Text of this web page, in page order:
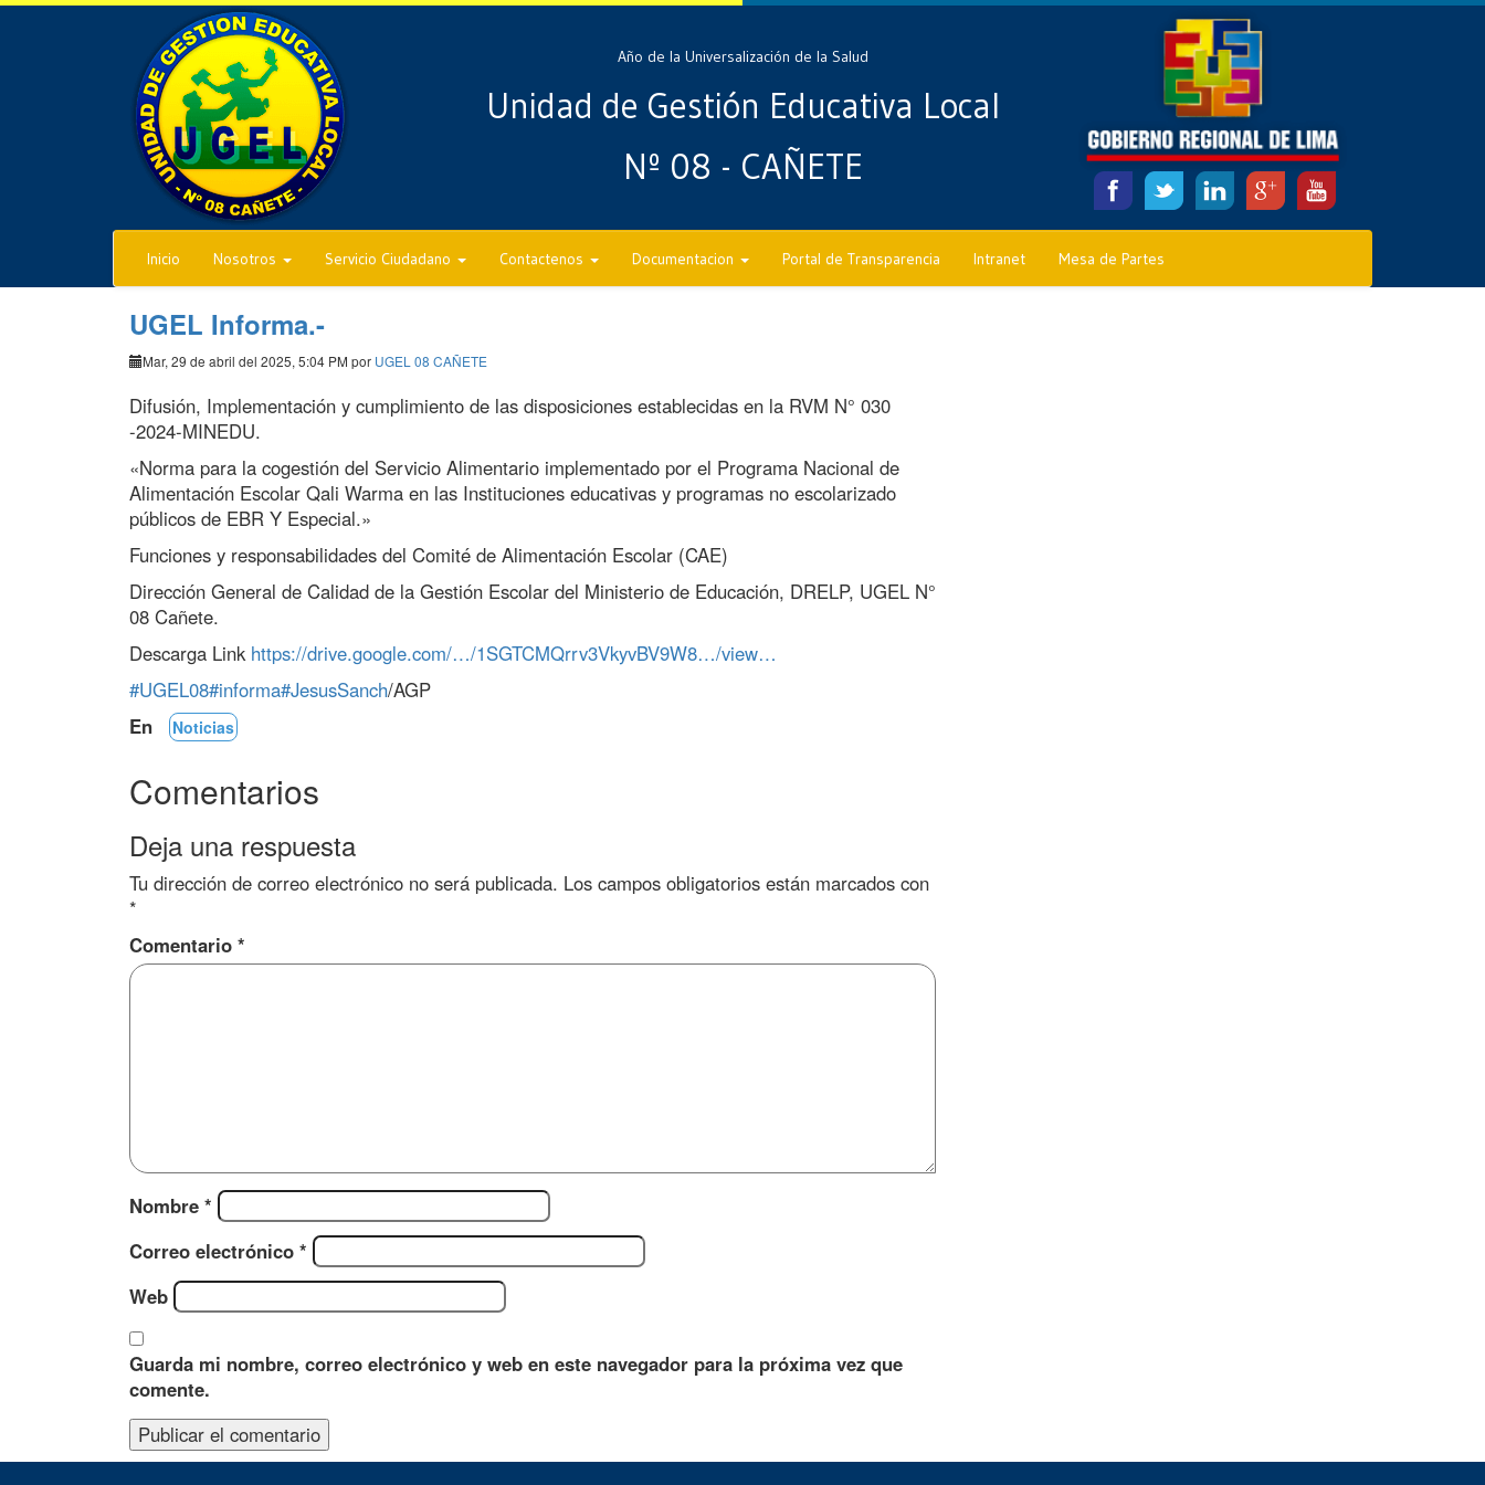
Año de la Universalización de la Salud
Unidad de Gestión Educativa Local
Nº 08 - CAÑETE
Inicio Nosotros Servicio Ciudadano Contactenos Documentacion Portal de Transparencia Intranet Mesa de Partes
UGEL Informa.-
Mar, 29 de abril del 2025, 5:04 PM por UGEL 08 CAÑETE
Difusión, Implementación y cumplimiento de las disposiciones establecidas en la RVM N° 030
-2024-MINEDU.
«Norma para la cogestión del Servicio Alimentario implementado por el Programa Nacional de
Alimentación Escolar Qali Warma en las Instituciones educativas y programas no escolarizado
públicos de EBR Y Especial.»
Funciones y responsabilidades del Comité de Alimentación Escolar (CAE)
Dirección General de Calidad de la Gestión Escolar del Ministerio de Educación, DRELP, UGEL N°
08 Cañete.
Descarga Link https://drive.google.com/…/1SGTCMQrrv3VkyvBV9W8…/view…
#UGEL08#informa#JesusSanch/AGP
En
Noticias
Comentarios
Deja una respuesta
Tu dirección de correo electrónico no será publicada. Los campos obligatorios están marcados con
*
Comentario *
Nombre *
Correo electrónico *
Web
Guarda mi nombre, correo electrónico y web en este navegador para la próxima vez que
comente.